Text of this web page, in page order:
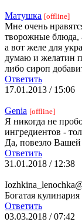
Матушка [offline]
Мне очень
творожные блюда,
а вот желе для
думаю и желатин
либо сироп
Ответить
17.01.2013 / 15:06
Genia [offline]
Я никогда не
ингредиентов -
Да, повезло
Ответить
31.01.2018 / 12:38
Богатая кулинария
Ответить
03.03.2018 / 07:42